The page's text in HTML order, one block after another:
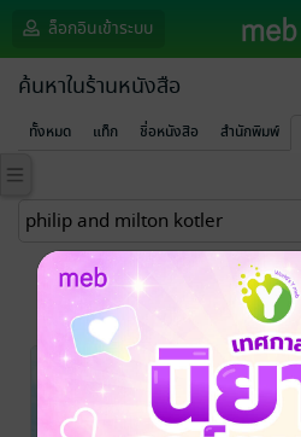
ล็อกอินเข้าระบบ
ค้นหาในร้านหนังสือ
ทั้งหมด แท็ก ชื่อหนังสือ สำนักพิมพ์